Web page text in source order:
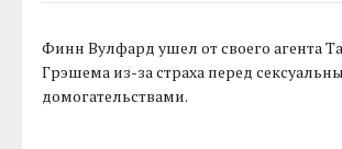
Финн Вулфард ушел от своего агента
Грэшема из-за страха перед
домогательствами.